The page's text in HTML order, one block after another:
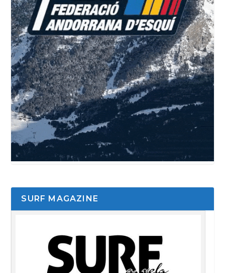
SURF MAGAZINE